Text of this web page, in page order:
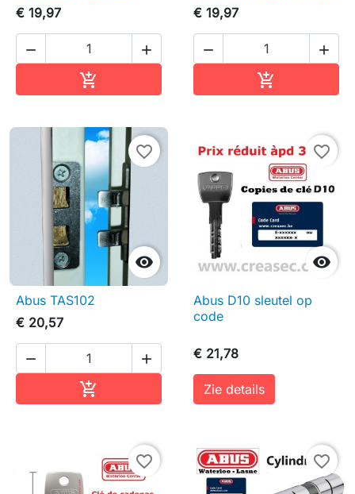
€ 19,97
 

€ 19,97
 


favorite_border
Abus TAS102
€ 20,57
 


favorite_border
Abus D10 sleutel op
code
€ 21,78
Zie details
favorite_border favorite_border